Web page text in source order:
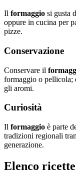
Il formaggio si gusta
oppure in cucina per
pizze.
Conservazione
Conservare il
formaggio o pellicola;
gli aromi.
Curiosità
Il formaggio è parte
tradizioni regionali
generazione.
Elenco ricette